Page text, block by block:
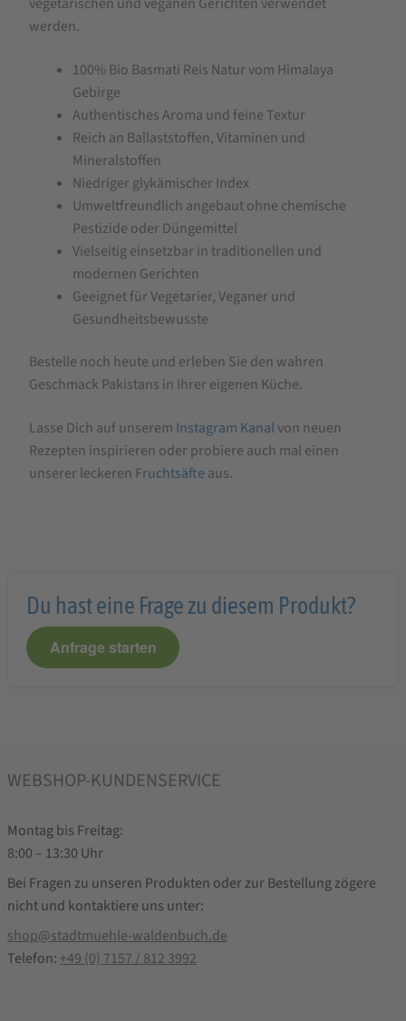
werden.
100% Bio Basmati Reis Natur vom Himalaya
Gebirge
Authentisches Aroma und feine Textur
Reich an Ballaststoffen, Vitaminen und
Mineralstoffen
Niedriger glykämischer Index
Umweltfreundlich angebaut ohne chemische
Pestizide oder Düngemittel
Vielseitig einsetzbar in traditionellen und
modernen Gerichten
Geeignet für Vegetarier, Veganer und
Gesundheitsbewusste
Bestelle noch heute und erleben Sie den wahren
Geschmack Pakistans in Ihrer eigenen Küche.
Lasse Dich auf unserem Instagram Kanal von neuen
Rezepten inspirieren oder probiere auch mal einen
unserer leckeren Fruchtsäfte aus.
Du hast eine Frage zu diesem Produkt?
Anfrage starten
WEBSHOP-KUNDENSERVICE
Montag bis Freitag:
8:00 – 13:30 Uhr
Bei Fragen zu unseren Produkten oder zur Bestellung zögere
nicht und kontaktiere uns unter:
shop@stadtmuehle-waldenbuch.de
Telefon: +49 (0) 7157 / 812 3992